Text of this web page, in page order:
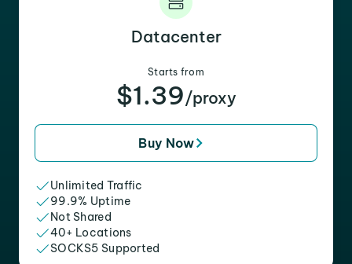
Datacenter
Starts from
$1.39/proxy
Buy Now
Unlimited Traffic
99.9% Uptime
Not Shared
40+ Locations
SOCKS5 Supported